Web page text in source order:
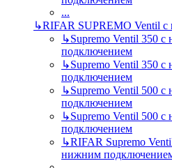
...
↳RIFAR SUPREMO Ventil
↳Supremo Ventil 350
подключением
↳Supremo Ventil 350
подключением
↳Supremo Ventil 500
подключением
↳Supremo Ventil 500
подключением
↳RIFAR Supremo
нижним